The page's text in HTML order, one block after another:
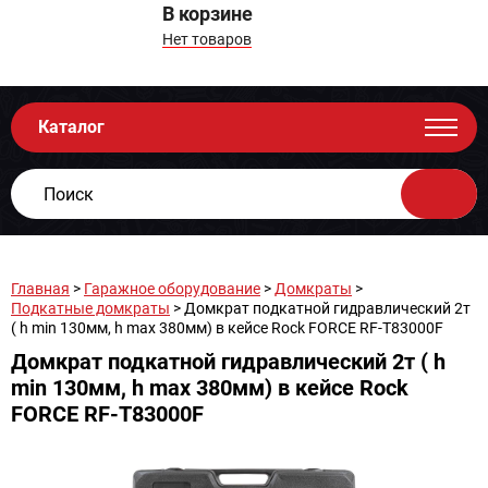
В корзине
Нет товаров
Каталог
Главная > Гаражное оборудование > Домкраты >
Подкатные домкраты > Домкрат подкатной гидравлический 2т
( h min 130мм, h max 380мм) в кейсе Rock FORCE RF-T83000F
Домкрат подкатной гидравлический 2т ( h
min 130мм, h max 380мм) в кейсе Rock
FORCE RF-T83000F